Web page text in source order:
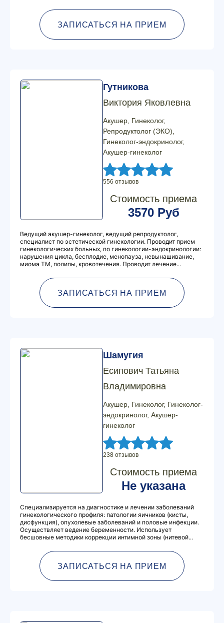
ЗАПИСАТЬСЯ НА ПРИЕМ
Гутникова
Виктория Яковлевна
Акушер, Гинеколог,
Репродуктолог (ЭКО),
Гинеколог-эндокринолог,
Акушер-гинеколог
556 отзывов
Стоимость приема
3570 Руб
Ведущий акушер-гинеколог, ведущий репродуктолог,
специалист по эстетической гинекологии. Проводит прием
гинекологических больных, по гинекологии-эндокринологии:
нарушения цикла, бесплодие, менопауза, невынашивание,
миома ТМ, полипы, кровотечения. Проводит лечение...
ЗАПИСАТЬСЯ НА ПРИЕМ
Шамугия
Есипович Татьяна
Владимировна
Акушер, Гинеколог, Гинеколог-
эндокринолог, Акушер-
гинеколог
238 отзывов
Стоимость приема
Не указана
Специализируется на диагностике и лечении заболеваний
гинекологического профиля: патологии яичников (кисты,
дисфункция), опухолевые заболеваний и половые инфекции.
Осуществляет ведение беременности. Использует
бесшовные методики коррекции интимной зоны (нитевой...
ЗАПИСАТЬСЯ НА ПРИЕМ